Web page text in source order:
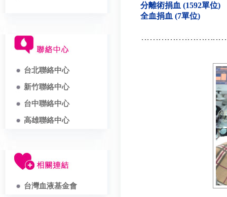
台北聯絡中心
新竹聯絡中心
台中聯絡中心
高雄聯絡中心
台灣血液基金會
分離術捐血 (1592單位)
全血捐血 (7單位)